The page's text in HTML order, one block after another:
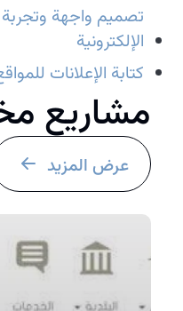
تصميم واجهة
الإلكترونية
كتابة الإعلانات
مشاريع
عرض المزيد